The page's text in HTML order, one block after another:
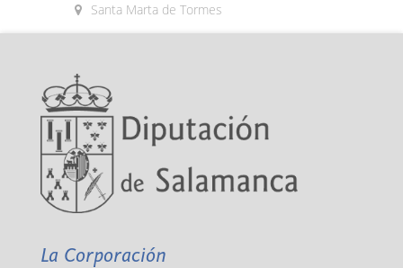
Santa Marta de Tormes
La Corporación